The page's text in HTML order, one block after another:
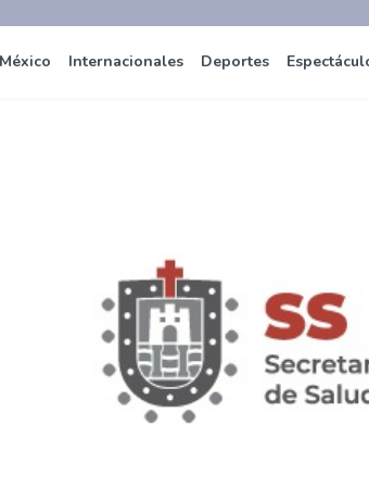
México Internacionales Deportes